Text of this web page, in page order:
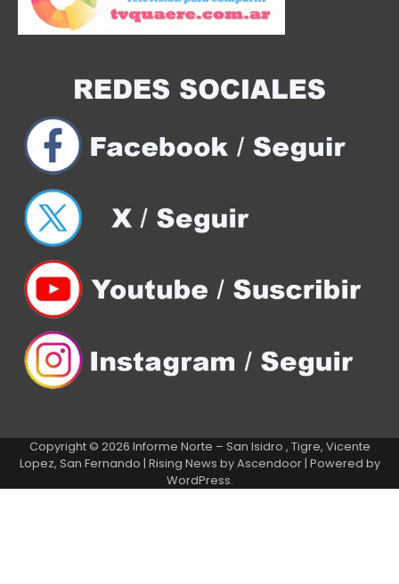
Copyright © 2026 Informe Norte – San Isidro , Tigre, Vicente
Lopez, San Fernando | Rising News byAscendoor| Powered by
WordPress.